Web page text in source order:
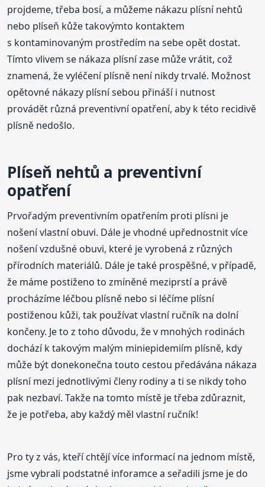
projdeme, třeba bosí, a můžeme nákazu plísní nehtů
nebo plíseň kůže takovýmto kontaktem
s kontaminovaným prostředím na sebe opět dostat.
Tímto vlivem se nákaza plísní zase může vrátit, což
znamená, že vyléčení plísně není nikdy trvalé. Možnost
opětovné nákazy plísní sebou přináší i nutnost
provádět různá preventivní opatření, aby k této recidivě
plísně nedošlo.
Plíseň nehtů a preventivní
opatření
Prvořadým preventivním opatřením proti plísni je
nošení vlastní obuvi. Dále je vhodné upřednostnit více
nošení vzdušné obuvi, které je vyrobená z různých
přírodních materiálů. Dále je také prospěšné, v případě,
že máme postiženo to zmíněné meziprstí a právě
procházíme léčbou plísně nebo si léčíme plísní
postiženou kůži, tak používat vlastní ručník na dolní
končeny. Je to z toho důvodu, že v mnohých rodinách
dochází k takovým malým miniepidemiím plísně, kdy
může být donekonečna touto cestou předávána nákaza
plísní mezi jednotlivými členy rodiny a ti se nikdy toho
pak nezbaví. Takže na tomto místě je třeba zdůraznit,
že je potřeba, aby každý měl vlastní ručník!
Pro ty z vás, kteří chtějí více informací na jednom místě,
jsme vybrali podstatné inforamce a seřadili jsme je do